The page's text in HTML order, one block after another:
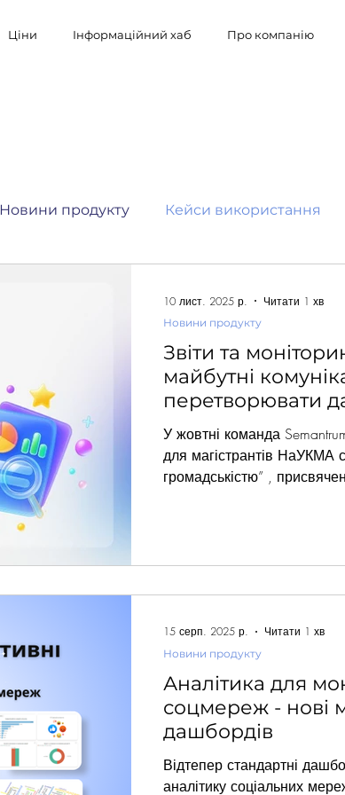
Ціни Інформаційний хаб Про компанію
Новини продукту Кейси використання
Звіти та
майбутні
перетворювати
У жовтні команда Semantrum провела онлайн-
для магістрантів НаУКМА
громадськістю” ,
як обирати систему
як побудувати систему
Новини продукту
10 лист. 2025 р. Читати 1 хв
Аналітика для
соцмереж - нові
дашбордів
Відтепер стандартні
аналітику соціальних
Новини продукту
15 серп. 2025 р. Читати 1 хв